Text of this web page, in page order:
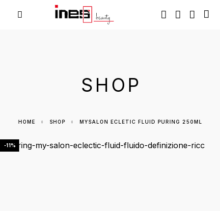
SHOP
HOME SHOP MYSALON ECLETIC FLUID PURING 250ML
-11%